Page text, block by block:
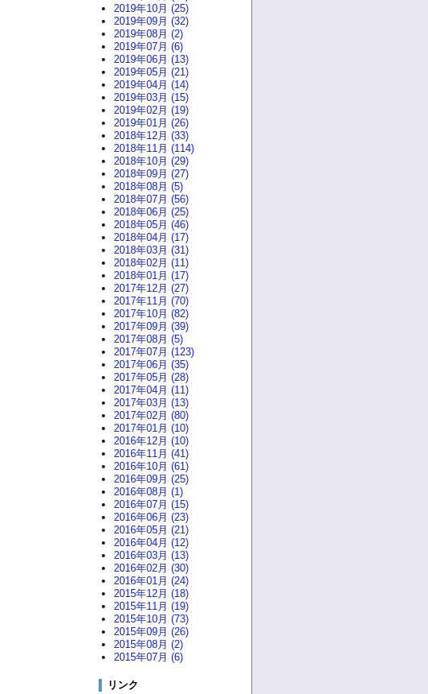
2019年10月 (25)
2019年09月 (32)
2019年08月 (2)
2019年07月 (6)
2019年06月 (13)
2019年05月 (21)
2019年04月 (14)
2019年03月 (15)
2019年02月 (19)
2019年01月 (26)
2018年12月 (33)
2018年11月 (114)
2018年10月 (29)
2018年09月 (27)
2018年08月 (5)
2018年07月 (56)
2018年06月 (25)
2018年05月 (46)
2018年04月 (17)
2018年03月 (31)
2018年02月 (11)
2018年01月 (17)
2017年12月 (27)
2017年11月 (70)
2017年10月 (82)
2017年09月 (39)
2017年08月 (5)
2017年07月 (123)
2017年06月 (35)
2017年05月 (28)
2017年04月 (11)
2017年03月 (13)
2017年02月 (80)
2017年01月 (10)
2016年12月 (10)
2016年11月 (41)
2016年10月 (61)
2016年09月 (25)
2016年08月 (1)
2016年07月 (15)
2016年06月 (23)
2016年05月 (21)
2016年04月 (12)
2016年03月 (13)
2016年02月 (30)
2016年01月 (24)
2015年12月 (18)
2015年11月 (19)
2015年10月 (73)
2015年09月 (26)
2015年08月 (2)
2015年07月 (6)
リンク